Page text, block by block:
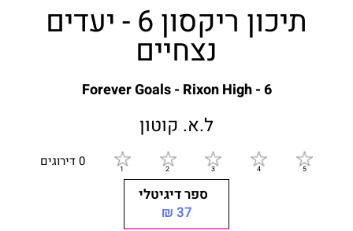
תיכון ריקסון 6 - יעדים
נצחיים
Forever Goals - Rixon High - 6
ל.א. קוטון
0 דירוגים
ספר דיגיטלי
37 ₪